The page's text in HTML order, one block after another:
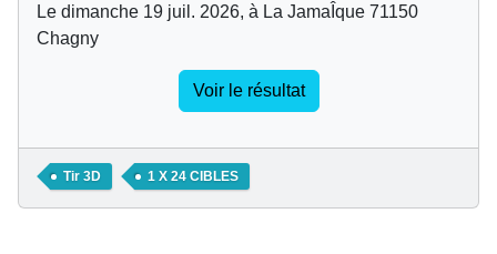
Le dimanche 19 juil. 2026, à La JamaÎque 71150
Chagny
Voir le résultat
Tir 3D 1 X 24 CIBLES